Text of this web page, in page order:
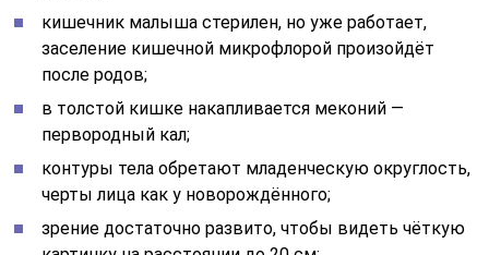
кишечник малыша стерилен, но уже работает,
заселение кишечной микрофлорой произойдёт
после родов;
в толстой кишке накапливается меконий —
первородный кал;
контуры тела обретают младенческую округлость,
черты лица как у новорождённого;
зрение достаточно развито, чтобы видеть чёткую